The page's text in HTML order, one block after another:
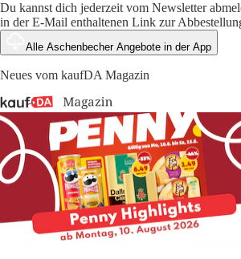
Du kannst dich jederzeit vom Newsletter
in der E-Mail enthaltenen Link zur
Alle Aschenbecher Angebote in der App
Neues vom kaufDA Magazin